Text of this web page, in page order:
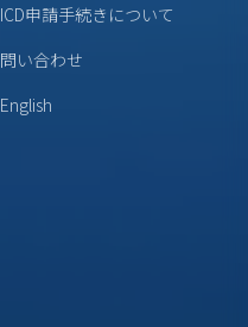
ICD申請手続きについて
問い合わせ
English